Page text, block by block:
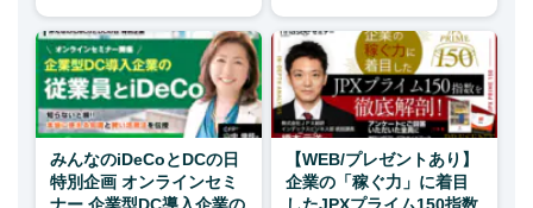
みんなのiDeCoとDCの日
特別企画 オンラインセミ
ナー 企業型DC導入企業の
【WEB/プレゼントあり】
企業の「稼ぐ力」に着目
したJPXプライム150指数